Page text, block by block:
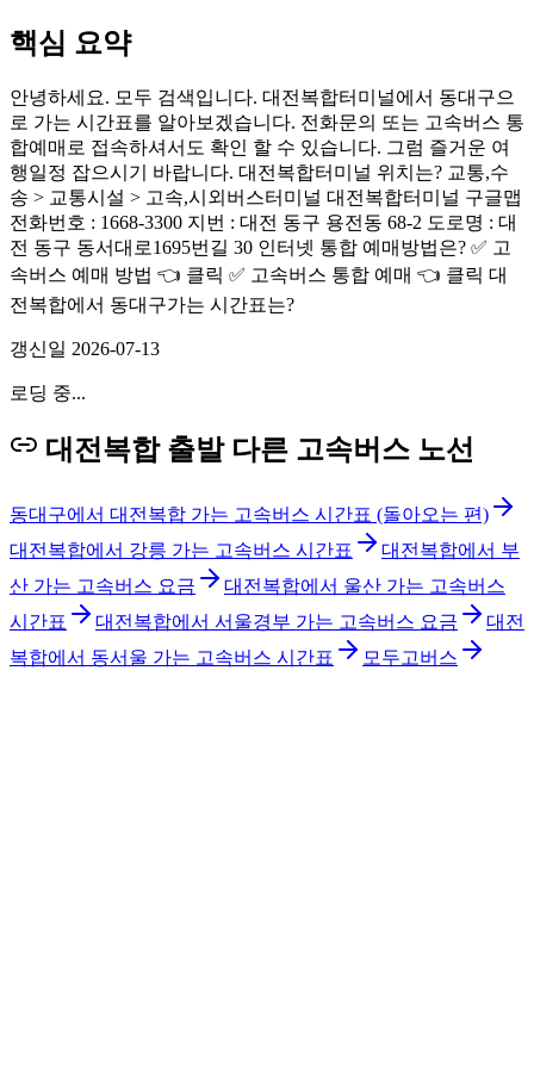
핵심 요약
안녕하세요. 모두 검색입니다. 대전복합터미널에서 동대구으
로 가는 시간표를 알아보겠습니다. 전화문의 또는 고속버스 통
합예매로 접속하셔서도 확인 할 수 있습니다. 그럼 즐거운 여
행일정 잡으시기 바랍니다. 대전복합터미널 위치는? 교통,수
송 > 교통시설 > 고속,시외버스터미널 대전복합터미널 구글맵
전화번호 : 1668-3300 지번 : 대전 동구 용전동 68-2 도로명 : 대
전 동구 동서대로1695번길 30 인터넷 통합 예매방법은? ✅ 고
속버스 예매 방법 👈 클릭 ✅ 고속버스 통합 예매 👈 클릭 대
전복합에서 동대구가는 시간표는?
갱신일 2026-07-13
로딩 중...
대전복합 출발 다른 고속버스 노선
동대구에서 대전복합 가는 고속버스 시간표 (돌아오는 편)
대전복합에서 강릉 가는 고속버스 시간표
대전복합에서 부
산 가는 고속버스 요금
대전복합에서 울산 가는 고속버스
시간표
대전복합에서 서울경부 가는 고속버스 요금
대전
복합에서 동서울 가는 고속버스 시간표
모두고버스